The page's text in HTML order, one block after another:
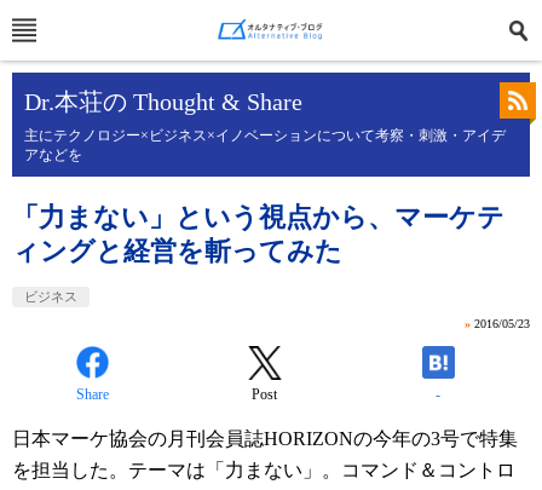
Dr.本荘の Thought & Share
主にテクノロジー×ビジネス×イノベーションについて考察・刺激・アイデ
アなどを
「力まない」という視点から、マーケテ
ィングと経営を斬ってみた
ビジネス
» 2016/05/23
Share Post -
日本マーケ協会の月刊会員誌HORIZONの今年の3号で特集
を担当した。テーマは「力まない」。コマンド＆コントロ